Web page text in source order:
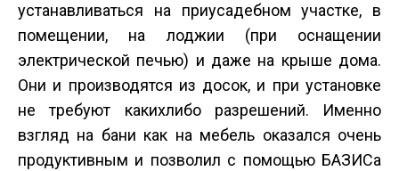
устанавливаться на приусадебном участке, в
помещении, на лоджии (при оснащении
электрической печью) и даже на крыше дома.
Они и производятся из досок, и при установке
не требуют каких­либо разрешений. Именно
взгляд на бани как на мебель оказался очень
продуктивным и позволил с помощью БАЗИСа